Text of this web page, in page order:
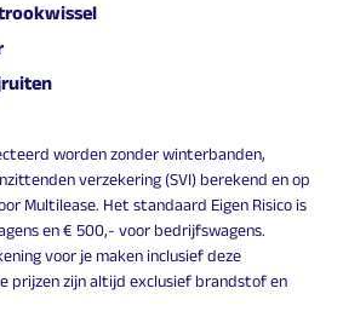
worden zonder winterbanden,
verzekering (SVI) berekend en op
Multilease. Het standaard Eigen Risico is
en € 500,- voor bedrijfswagens.
voor je maken inclusief deze
prijzen zijn altijd exclusief brandstof en